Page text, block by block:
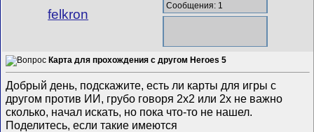
felkron
Сообщения: 1
Карта для прохождения с другом Heroes 5
Добрый день, подскажите, есть ли карты для игры с
другом против ИИ, грубо говоря 2х2 или 2х не важно
сколько, начал искать, но пока что-то не нашел.
Поделитесь, если такие имеются